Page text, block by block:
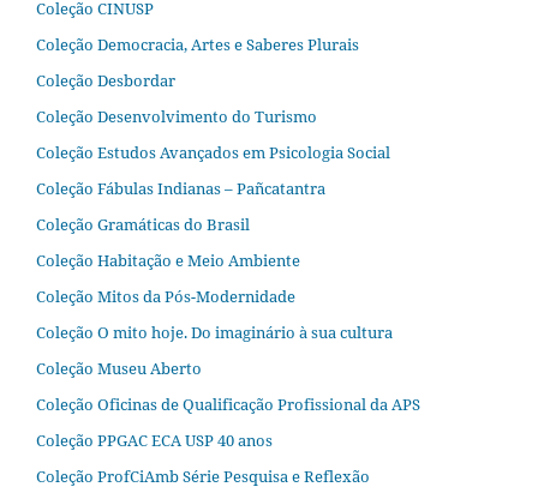
Coleção CINUSP
Coleção Democracia, Artes e Saberes Plurais
Coleção Desbordar
Coleção Desenvolvimento do Turismo
Coleção Estudos Avançados em Psicologia Social
Coleção Fábulas Indianas – Pañcatantra
Coleção Gramáticas do Brasil
Coleção Habitação e Meio Ambiente
Coleção Mitos da Pós-Modernidade
Coleção O mito hoje. Do imaginário à sua cultura
Coleção Museu Aberto
Coleção Oficinas de Qualificação Profissional da APS
Coleção PPGAC ECA USP 40 anos
Coleção ProfCiAmb Série Pesquisa e Reflexão